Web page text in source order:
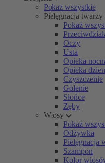
Pokaż wszystkie
Pielęgnacja twarzy
Pokaż
Oczy
Usta
Opieka
Opieka
Czyszczenie
Golenie
Słońce
Zęby
Włosy
Pokaż
Odżywka
Pielęgnacja
Szampon
Kolor